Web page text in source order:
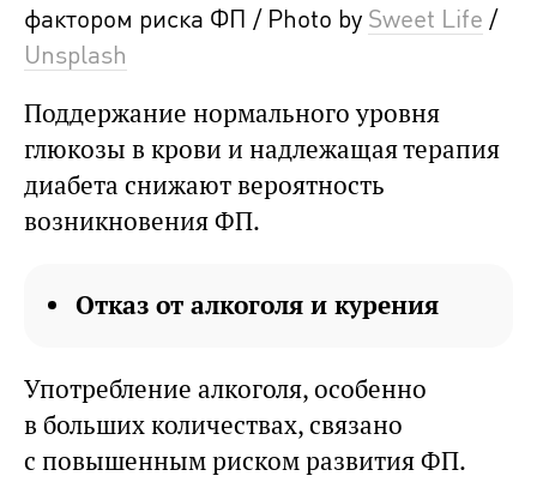
фактором риска ФП / Photo by Sweet Life /
Unsplash
Поддержание нормального уровня
глюкозы в крови и надлежащая терапия
диабета снижают вероятность
возникновения ФП.
Отказ от алкоголя и курения
Употребление алкоголя, особенно
в больших количествах, связано
с повышенным риском развития ФП.